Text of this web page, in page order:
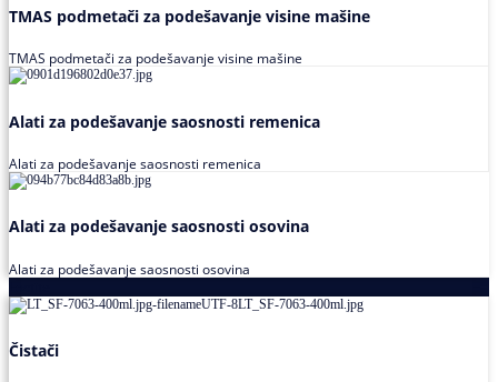
TMAS podmetači za podešavanje visine mašine
TMAS podmetači za podešavanje visine mašine
Alati za podešavanje saosnosti remenica
Alati za podešavanje saosnosti remenica
Alati za podešavanje saosnosti osovina
Alati za podešavanje saosnosti osovina
Čistači